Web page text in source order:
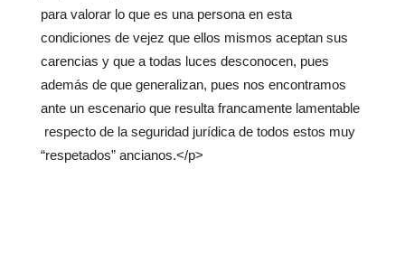
para valorar lo que es una persona en esta
condiciones de vejez que ellos mismos aceptan sus
carencias y que a todas luces desconocen, pues
además de que generalizan, pues nos encontramos
ante un escenario que resulta francamente lamentable
respecto de la seguridad jurídica de todos estos muy
“respetados” ancianos.</p>